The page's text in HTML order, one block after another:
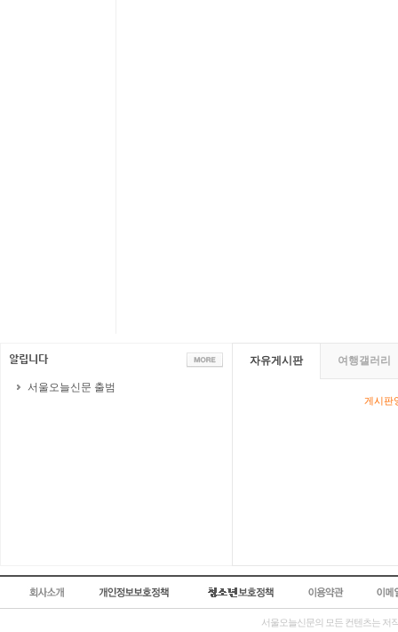
서울오늘신문 출범
자유게시판 여행갤러리
게시판
서울오늘신문의 모든 컨텐츠는 저